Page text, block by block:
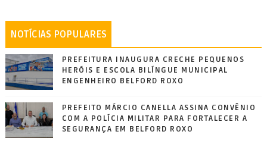
NOTÍCIAS POPULARES
PREFEITURA INAUGURA CRECHE PEQUENOS
HERÓIS E ESCOLA BILÍNGUE MUNICIPAL
ENGENHEIRO BELFORD ROXO
PREFEITO MÁRCIO CANELLA ASSINA CONVÊNIO
COM A POLÍCIA MILITAR PARA FORTALECER A
SEGURANÇA EM BELFORD ROXO